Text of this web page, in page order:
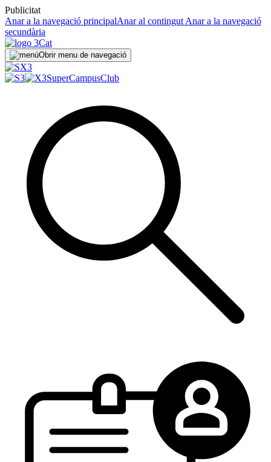
Publicitat
Anar a la navegació principalAnar al contingut Anar a la navegació
secundària
Obrir menu de navegació
SuperCampusClub